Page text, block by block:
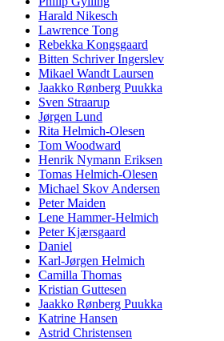
Harald Nikesch
Lawrence Tong
Rebekka Kongsgaard
Bitten Schriver Ingerslev
Mikael Wandt Laursen
Jaakko Rønberg Puukka
Sven Straarup
Jørgen Lund
Rita Helmich-Olesen
Tom Woodward
Henrik Nymann Eriksen
Tomas Helmich-Olesen
Michael Skov Andersen
Peter Maiden
Lene Hammer-Helmich
Peter Kjærsgaard
Daniel
Karl-Jørgen Helmich
Camilla Thomas
Kristian Guttesen
Jaakko Rønberg Puukka
Katrine Hansen
Astrid Christensen